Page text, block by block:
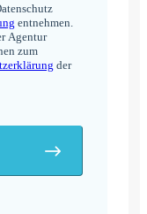
entnehmen.
Agentur
zum
der